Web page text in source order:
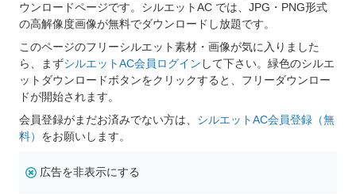
ウンロードページです。シルエットAC では、JPG・PNG形式
の高解像度画像が無料でダウンロードし放題です。
このページのフリーシルエット素材・画像が気に入りました
ら、まずシルエットAC会員ログイン して下さい。緑色のシルエ
ットダウンロードボタンをクリックすると、フリーダウンロー
ドが開始されます。
会員登録がまだお済みでない方は、 シルエットAC会員登録（無
料） をお願いします。
広告を非表示にする